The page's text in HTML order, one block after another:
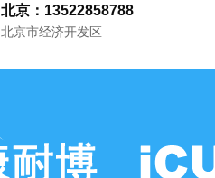
北京：13522858788
北京市经济开发区